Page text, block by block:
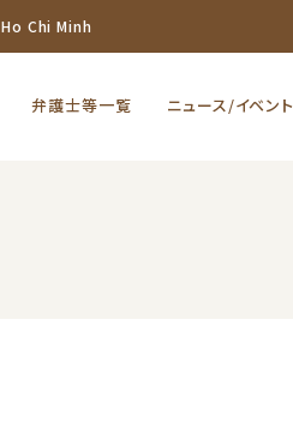
Ho Chi Minh
弁護士等一覧 ニュース/イベント